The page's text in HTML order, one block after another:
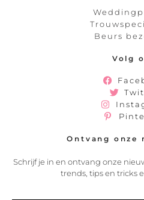
Beurs
Volg
Ontvang onze
Schrijf je in en ontvang onze
trends, tips en tricks